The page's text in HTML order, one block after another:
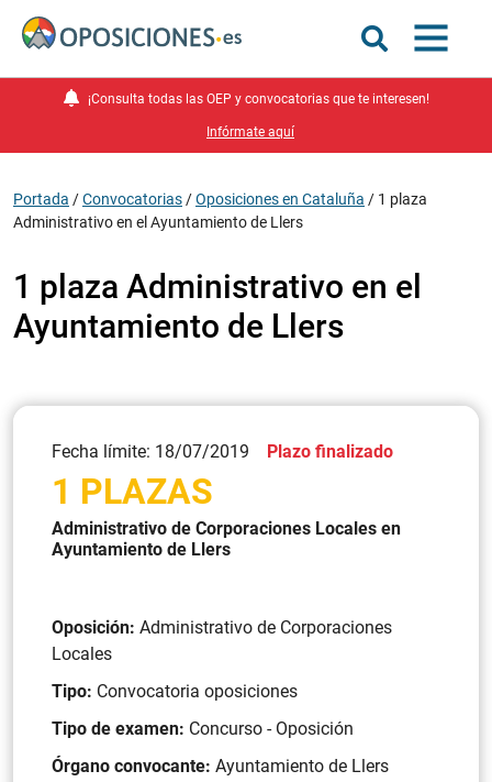
¡Consulta todas las OEP y convocatorias que te interesen!
Infórmate aquí
Portada /Convocatorias /Oposiciones en Cataluña / 1 plaza
Administrativo en el Ayuntamiento de Llers
1 plaza Administrativo en el
Ayuntamiento de Llers
Fecha límite: 18/07/2019 Plazo finalizado
1 PLAZAS
Administrativo de Corporaciones Locales en
Ayuntamiento de Llers
Oposición: Administrativo de Corporaciones
Locales
Tipo: Convocatoria oposiciones
Tipo de examen: Concurso - Oposición
Órgano convocante: Ayuntamiento de Llers